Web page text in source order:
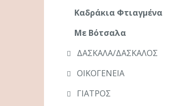
Καδράκια Φτιαγμένα
Με Βότσαλα
ΔΑΣΚΑΛΑ/ΔΑΣΚΑΛΟΣ
ΟΙΚΟΓΕΝΕΙΑ
ΓΙΑΤΡΟΣ